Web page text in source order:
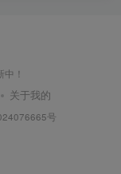
！
关于我的
号